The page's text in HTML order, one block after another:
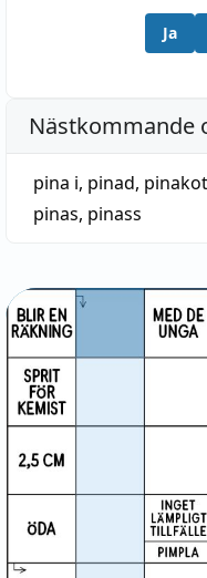
Ja
Nästkommande
pina i, pinad,
pinas, pinass